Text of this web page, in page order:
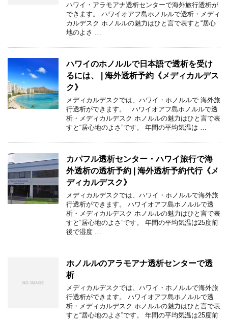
ハワイ・アラモアナ透析センターで海外旅行透析が
できます。 ハワイオアフ島ホノルルで透析・メディ
カルデスク ホノルルの魅力はひと言で表すと“居心
地のよさ …
ハワイのホノルルで日本語で透析を受け
るには、 | 海外透析予約《メディカルデス
ク》
メディカルデスクでは、ハワイ・ホノルルで 海外旅
行透析ができます。 ハワイオアフ島ホノルルで透
析・メディカルデスク ホノルルの魅力はひと言で表
すと“居心地のよさ”です。 年間の平均気温は …
カパフル透析センター・ハワイ旅行で海
外透析の透析予約 | 海外透析予約代行《メ
ディカルデスク》
メディカルデスクでは、ハワイ・ホノルルで海外旅
行透析ができます。 ハワイオアフ島ホノルルで透
析・メディカルデスク ホノルルの魅力はひと言で表
すと“居心地のよさ”です。 年間の平均気温は25度前
後で湿度 …
ホノルルのアラモアナ透析センターで透
析
メディカルデスクでは、ハワイ・ホノルルで海外旅
行透析ができます。 ハワイオアフ島ホノルルで透
析・メディカルデスク ホノルルの魅力はひと言で表
すと“居心地のよさ”です。 年間の平均気温は25度前